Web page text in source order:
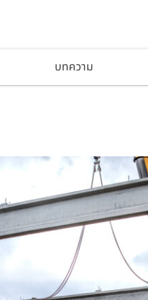
บทความ